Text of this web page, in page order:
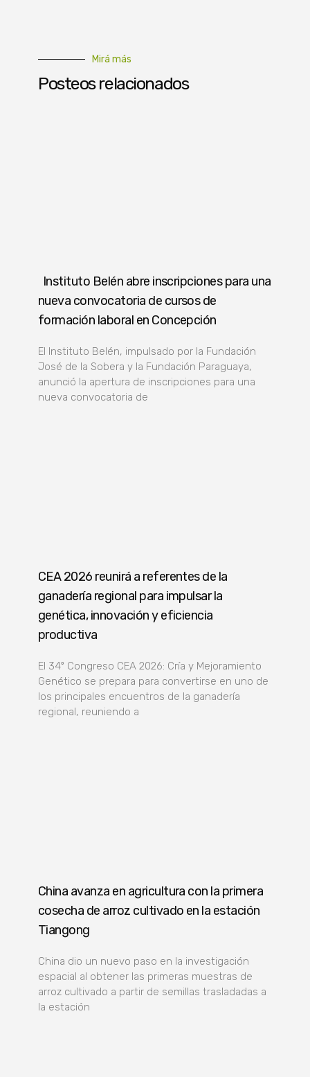
Mirá más
Posteos relacionados
Instituto Belén abre inscripciones para una
nueva convocatoria de cursos de
formación laboral en Concepción
El Instituto Belén, impulsado por la Fundación
José de la Sobera y la Fundación Paraguaya,
anunció la apertura de inscripciones para una
nueva convocatoria de
CEA 2026 reunirá a referentes de la
ganadería regional para impulsar la
genética, innovación y eficiencia
productiva
El 34º Congreso CEA 2026: Cría y Mejoramiento
Genético se prepara para convertirse en uno de
los principales encuentros de la ganadería
regional, reuniendo a
China avanza en agricultura con la primera
cosecha de arroz cultivado en la estación
Tiangong
China dio un nuevo paso en la investigación
espacial al obtener las primeras muestras de
arroz cultivado a partir de semillas trasladadas a
la estación